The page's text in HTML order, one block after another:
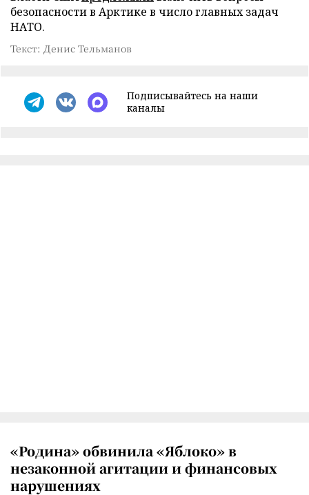
безопасности в Арктике в число главных задач
НАТО.
Текст: Денис Тельманов
Подписывайтесь на наши
каналы
«Родина» обвинила «Яблоко» в
незаконной агитации и финансовых
нарушениях